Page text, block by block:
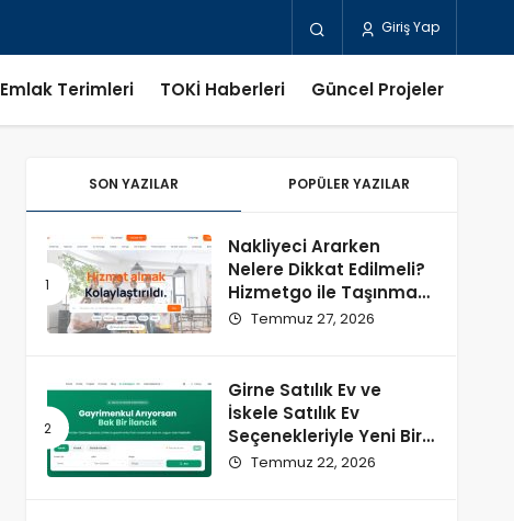
Giriş Yap
Emlak Terimleri TOKİ Haberleri Güncel Projeler
SON YAZILAR POPÜLER YAZILAR
Nakliyeci Ararken
Nelere Dikkat Edilmeli?
Hizmetgo ile Taşınma
Sürecini Kolaylaştırın
Temmuz 27, 2026
Girne Satılık Ev ve
İskele Satılık Ev
Seçenekleriyle Yeni Bir
Başlangıç
Temmuz 22, 2026